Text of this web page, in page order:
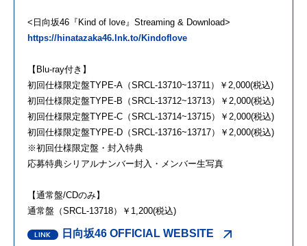
<日向坂46『Kind of love』Streaming & Download>
https://hinatazaka46.lnk.to/Kindoflove
【Blu-ray付き】
初回仕様限定盤TYPE-A（SRCL-13710~13711）￥2,000(税込)
初回仕様限定盤TYPE-B（SRCL-13712~13713）￥2,000(税込)
初回仕様限定盤TYPE-C（SRCL-13714~13715）￥2,000(税込)
初回仕様限定盤TYPE-D（SRCL-13716~13717）￥2,000(税込)
※初回仕様限定盤・封入特典
応募特典シリアルナンバー封入・メンバー生写真
【通常盤/CDのみ】
通常盤（SRCL-13718）￥1,200(税込)
日向坂46 OFFICIAL WEBSITE